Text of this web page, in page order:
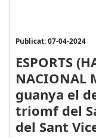
Publicat: 07-04-2024
ESPORTS
NACIONAL
guanya el
triomf del
del Sant